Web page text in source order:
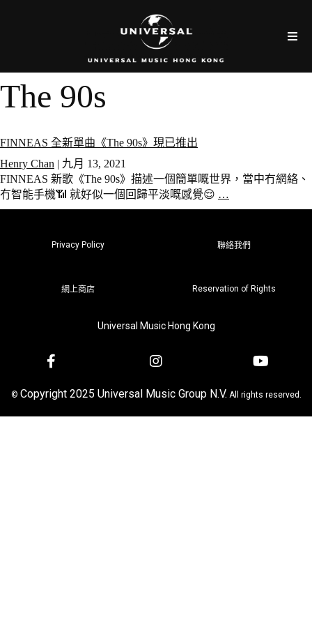
The 90s
FINNEAS 全新單曲《The 90s》現已推出
Henry Chan | 九月 13, 2021
FINNEAS 新歌《The 90s》描述一個簡單嘅世界，當中冇網絡、
冇智能手機📶 就好似一個回歸平淡嘅感覺😌 …
Privacy Policy 聯絡我們
網上商店 Reservation of Rights
Universal Music Hong Kong
© Copyright 2025 Universal Music Group N.V. All rights reserved.